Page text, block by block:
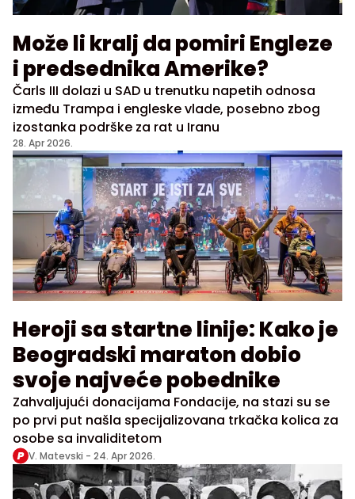
Može li kralj da pomiri Engleze
i predsednika Amerike?
Čarls III dolazi u SAD u trenutku napetih odnosa
između Trampa i engleske vlade, posebno zbog
izostanka podrške za rat u Iranu
28. Apr 2026.
Heroji sa startne linije: Kako je
Beogradski maraton dobio
svoje najveće pobednike
Zahvaljujući donacijama Fondacije, na stazi su se
po prvi put našla specijalizovana trkačka kolica za
osobe sa invaliditetom
V. Matevski - 24. Apr 2026.